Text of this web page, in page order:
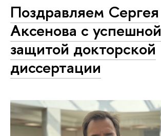
Поздравляем Сергея
Аксенова с успешной
защитой докторской
диссертации